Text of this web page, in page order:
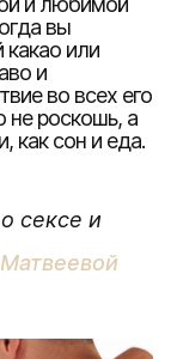
вы
или
и
во всех его
не роскошь, а
как сон и еда.
сексе и